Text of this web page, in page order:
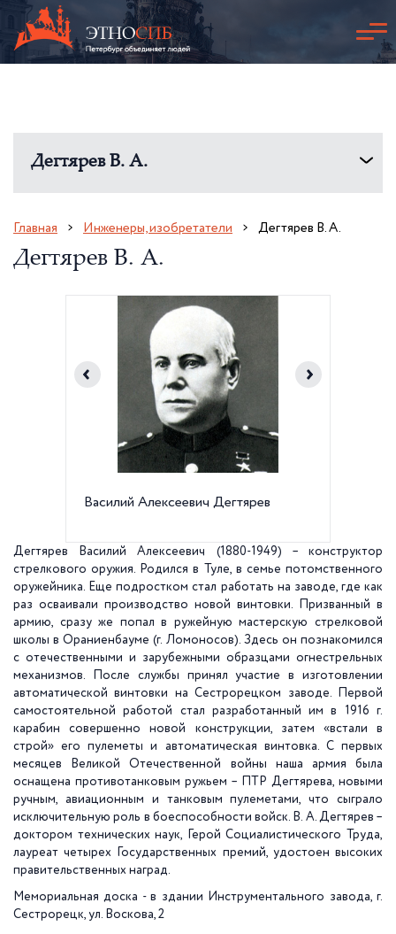
Дегтярев В. А.
Главная Инженеры, изобретатели Дегтярев В. А.
Дегтярев В. А.
Василий Алексеевич Дегтярев
Дегтярев Василий Алексеевич (1880-1949) – конструктор
стрелкового оружия. Родился в Туле, в семье потомственного
оружейника. Еще подростком стал работать на заводе, где как
раз осваивали производство новой винтовки. Призванный в
армию, сразу же попал в ружейную мастерскую стрелковой
школы в Ораниенбауме (г. Ломоносов). Здесь он познакомился
с отечественными и зарубежными образцами огнестрельных
механизмов. После службы принял участие в изготовлении
автоматической винтовки на Сестрорецком заводе. Первой
самостоятельной работой стал разработанный им в 1916 г.
карабин совершенно новой конструкции, затем «встали в
строй» его пулеметы и автоматическая винтовка. С первых
месяцев Великой Отечественной войны наша армия была
оснащена противотанковым ружьем – ПТР Дегтярева, новыми
ручным, авиационным и танковым пулеметами, что сыграло
исключительную роль в боеспособности войск. В. А. Дегтярев –
доктором технических наук, Герой Социалистического Труда,
лауреат четырех Государственных премий, удостоен высоких
правительственных наград.
Мемориальная доска - в здании Инструментального завода, г.
Сестрорецк, ул. Воскова, 2